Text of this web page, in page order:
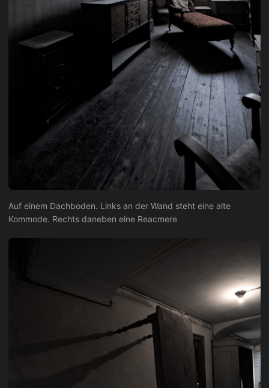
Auf einem Dachboden. Links an der Wand steht eine alte
Kommode. Rechts daneben eine Reacmere